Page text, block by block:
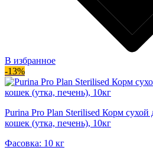
В избранное
-13%
Purina Pro Plan Sterilised Корм сухой
кошек (утка, печень), 10кг
Фасовка: 10 кг